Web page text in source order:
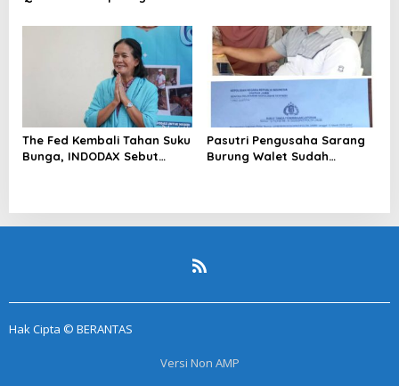
Blockchain
The Fed Kembali Tahan Suku
Bunga, INDODAX Sebut
Pasutri Pengusaha Sarang
Burung Walet Sudah
Hak Cipta © BERANTAS
Versi Non AMP